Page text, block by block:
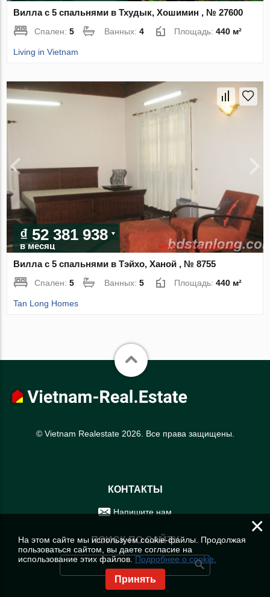
Вилла с 5 спальнями в Тхудык, Хошимин , № 27600
Спален:5 Ванных:4 Площадь:440 м²
Living in Vietnam
₫ 52 381 938
в месяц
Вилла с 5 спальнями в Тэйхо, Ханой , № 8755
Спален:5 Ванных:5 Площадь:440 м²
Tan Long Homes
© Vietnam Realestate 2026. Все права защищены.
КОНТАКТЫ
Напишите нам
ПОИСК ПО САЙТУ
×
На этом сайте мы используем cookie-файлы. Продолжая
пользоваться сайтом, вы даете согласие на
использование этих файлов. Подробнее о cookie.
Принять